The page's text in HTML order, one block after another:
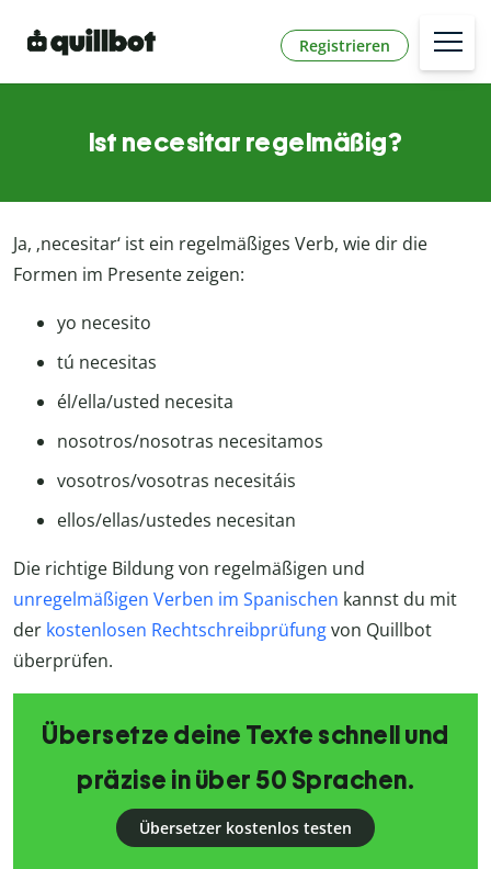
Registrieren
Ist necesitar regelmäßig?
Ja, ‚necesitar‘ ist ein regelmäßiges Verb, wie dir die
Formen im Presente zeigen:
yo necesito
tú necesitas
él/ella/usted necesita
nosotros/nosotras necesitamos
vosotros/vosotras necesitáis
ellos/ellas/ustedes necesitan
Die richtige Bildung von regelmäßigen und
unregelmäßigen Verben im Spanischen kannst du mit
der kostenlosen Rechtschreibprüfungvon Quillbot
überprüfen.
Übersetze deine Texte schnell und
präzise in über 50 Sprachen.
Übersetzer kostenlos testen